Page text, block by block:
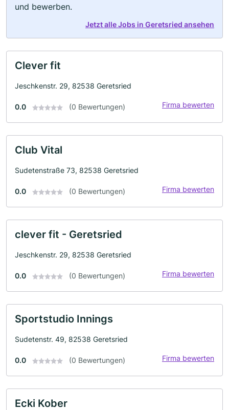
und bewerben.
Jetzt alle Jobs in Geretsried ansehen
Clever fit
Jeschkenstr. 29, 82538 Geretsried
0.0 (0 Bewertungen) Firma bewerten
Club Vital
Sudetenstraße 73, 82538 Geretsried
0.0 (0 Bewertungen) Firma bewerten
clever fit - Geretsried
Jeschkenstr. 29, 82538 Geretsried
0.0 (0 Bewertungen) Firma bewerten
Sportstudio Innings
Sudetenstr. 49, 82538 Geretsried
0.0 (0 Bewertungen) Firma bewerten
Ecki Kober